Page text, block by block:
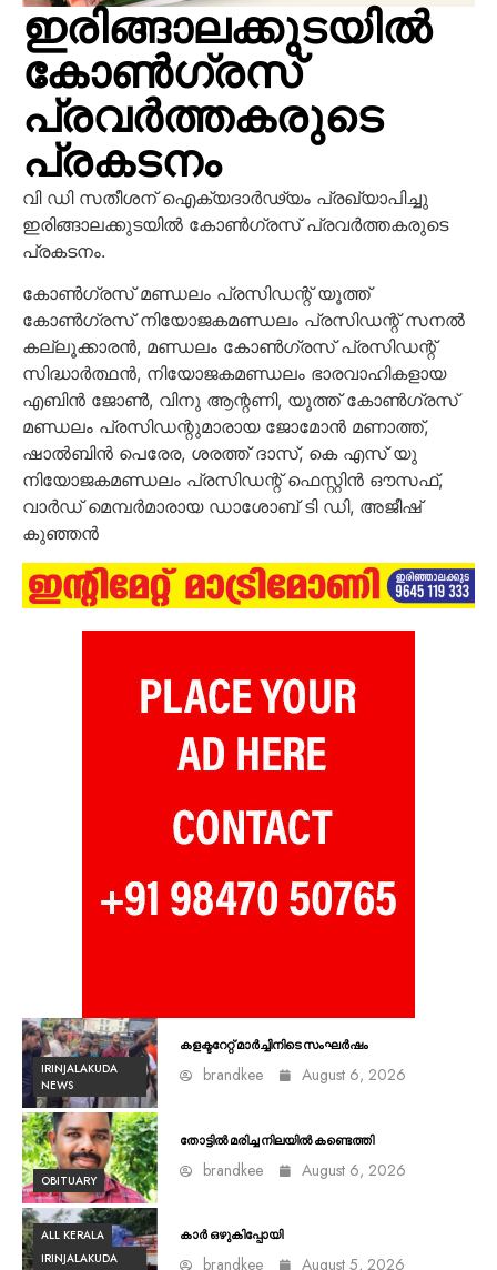
ഇരിങ്ങാലക്കുടയിൽ
കോൺഗ്രസ്
പ്രവർത്തകരുടെ
പ്രകടനം
വി ഡി സതീശന് ഐക്യദാർഢ്യം പ്രഖ്യാപിച്ചു
ഇരിങ്ങാലക്കുടയിൽ കോൺഗ്രസ് പ്രവർത്തകരുടെ
പ്രകടനം.
കോൺഗ്രസ് മണ്ഡലം പ്രസിഡന്റ് യൂത്ത്
കോൺഗ്രസ്‌ നിയോജകമണ്ഡലം പ്രസിഡന്റ് സനൽ
കല്ലൂക്കാരൻ, മണ്ഡലം കോൺഗ്രസ്‌ പ്രസിഡന്റ്
സിദ്ധാർത്ഥൻ, നിയോജകമണ്ഡലം ഭാരവാഹികളായ
എബിൻ ജോൺ, വിനു ആന്റണി, യൂത്ത് കോൺഗ്രസ്‌
മണ്ഡലം പ്രസിഡന്റുമാരായ ജോമോൻ മണാത്ത്,
ഷാൽബിൻ പെരേര, ശരത്ത് ദാസ്, കെ എസ് യു
നിയോജകമണ്ഡലം പ്രസിഡന്റ് ഫെസ്റ്റിൻ ഔസഫ്,
വാർഡ് മെമ്പർമാരായ ഡാശോബ് ടി ഡി, അജീഷ്
കുഞ്ഞൻ
IRINJALAKUDA
NEWS
കളക്ടറേറ്റ് മാർച്ചിനിടെ സംഘർഷം
brandkee August 6, 2026
OBITUARY
തോട്ടിൽ മരിച്ച നിലയിൽ കണ്ടെത്തി
brandkee August 6, 2026
ALL KERALA
IRINJALAKUDA
കാർ ഒഴുകിപ്പോയി
brandkee August 5, 2026